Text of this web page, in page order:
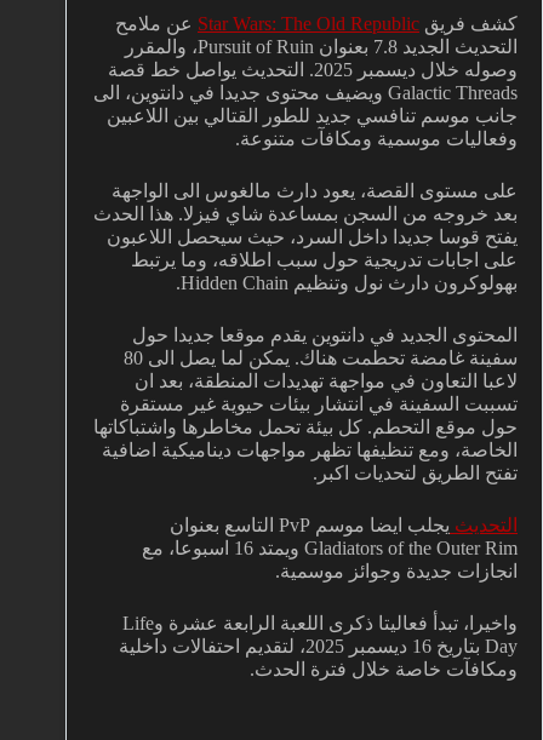
كشف فريق Star Wars: The Old Republic عن ملامح
التحديث الجديد 7.8 بعنوان Pursuit of Ruin، والمقرر
وصوله خلال ديسمبر 2025. التحديث يواصل خط قصة
Galactic Threads ويضيف محتوى جديدا في دانتوين، الى
جانب موسم تنافسي جديد للطور القتالي بين اللاعبين
وفعاليات موسمية ومكافآت متنوعة.
على مستوى القصة، يعود دارث مالغوس الى الواجهة
بعد خروجه من السجن بمساعدة شاي فيزلا. هذا الحدث
يفتح قوسا جديدا داخل السرد، حيث سيحصل اللاعبون
على اجابات تدريجية حول سبب اطلاقه، وما يرتبط
بهولوكرون دارث نول وتنظيم Hidden Chain.
المحتوى الجديد في دانتوين يقدم موقعا جديدا حول
سفينة غامضة تحطمت هناك. يمكن لما يصل الى 80
لاعبا التعاون في مواجهة تهديدات المنطقة، بعد ان
تسببت السفينة في انتشار بيئات حيوية غير مستقرة
حول موقع التحطم. كل بيئة تحمل مخاطرها واشتباكاتها
الخاصة، ومع تنظيفها تظهر مواجهات ديناميكية اضافية
تفتح الطريق لتحديات اكبر.
التحديث
يجلب ايضا موسم PvP التاسع بعنوان
Gladiators of the Outer Rim ويمتد 16 اسبوعا، مع
انجازات جديدة وجوائز موسمية.
واخيرا، تبدأ فعاليتا ذكرى اللعبة الرابعة عشرة وLife
Day بتاريخ 16 ديسمبر 2025، لتقديم احتفالات داخلية
ومكافآت خاصة خلال فترة الحدث.